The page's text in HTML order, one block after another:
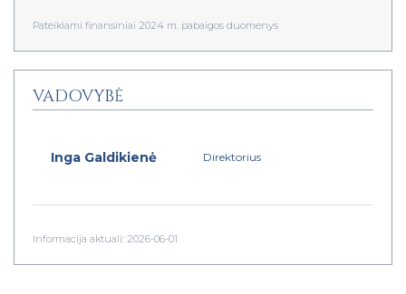
Pateikiami finansiniai 2024 m. pabaigos duomenys
VADOVYBĖ
Inga Galdikienė Direktorius
Informacija aktuali: 2026-06-01